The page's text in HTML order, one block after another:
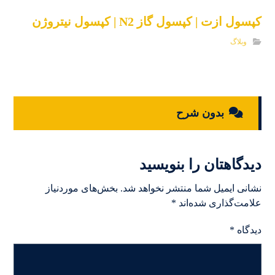
کپسول ازت | کپسول گاز N2 | کپسول نیتروژن
وبلاگ
بدون شرح
دیدگاهتان را بنویسید
نشانی ایمیل شما منتشر نخواهد شد. بخش‌های موردنیاز
علامت‌گذاری شده‌اند *
دیدگاه *